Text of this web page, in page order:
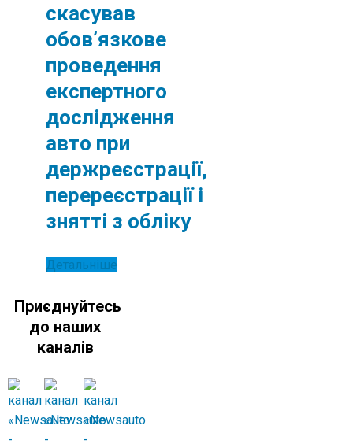
скасував
обовʼязкове
проведення
експертного
дослідження
авто при
держреєстрації,
перереєстрації і
знятті з обліку
Детальніше
Приєднуйтесь
до наших
каналів